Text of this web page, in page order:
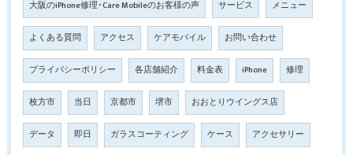
大阪のiPhone修理･Care Mobileのお客様の声 サービス メニュー
よくある質問 アクセス ケアモバイル お問い合わせ
プライバシーポリシー 各店舗紹介 料金表 iPhone 修理
枚方市 当日 京都市 堺市 おおとりウイングス店
データ 即日 ガラスコーティング ケース アクセサリー